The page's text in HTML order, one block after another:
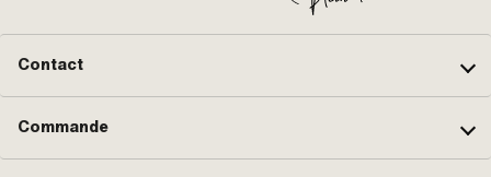
Contact
Commande